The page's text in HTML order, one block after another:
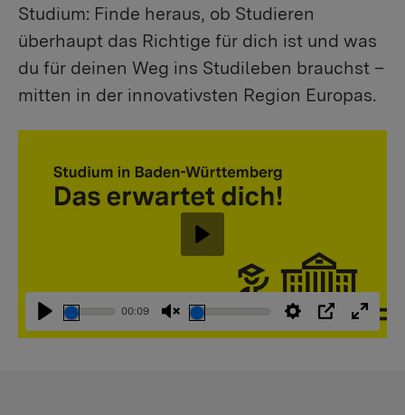
Studium: Finde heraus, ob Studieren
überhaupt das Richtige für dich ist und was
du für deinen Weg ins Studileben brauchst –
mitten in der innovativsten Region Europas.
Abspielen
00:09
StummschaltungEinstellungen
PIP
Abspielen